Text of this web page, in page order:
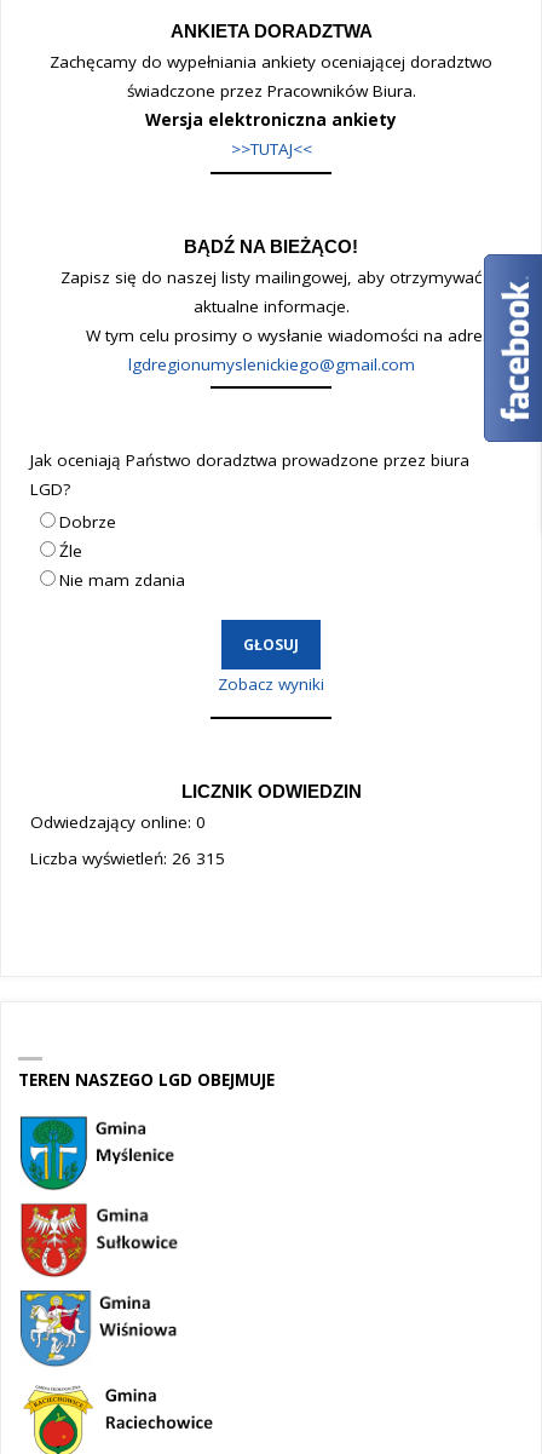
ANKIETA DORADZTWA
Zachęcamy do wypełniania ankiety oceniającej doradztwo
świadczone przez Pracowników Biura.
Wersja elektroniczna ankiety
>>TUTAJ<<
BĄDŹ NA BIEŻĄCO!
Zapisz się do naszej listy mailingowej, aby otrzymywać
aktualne informacje.
W tym celu prosimy o wysłanie wiadomości na adres:
lgdregionumyslenickiego@gmail.com
Jak oceniają Państwo doradztwa prowadzone przez biura
LGD?
Dobrze
Źle
Nie mam zdania
Zobacz wyniki
LICZNIK ODWIEDZIN
Odwiedzający online: 0
Liczba wyświetleń: 26 315
TEREN NASZEGO LGD OBEJMUJE